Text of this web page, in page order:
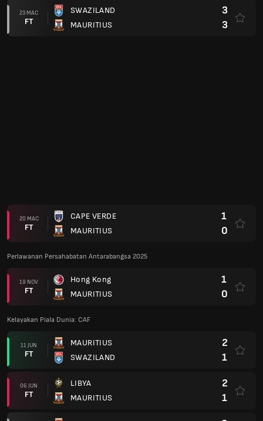
23 MAC
FT
SWAZILAND
MAURITIUS
3
3
20 MAC
FT
CAPE VERDE
MAURITIUS
1
0
Perlawanan Persahabatan Antarabangsa 2025
19 NOV
FT
Hong Kong
MAURITIUS
1
0
Kelayakan Piala Dunia: CAF
11 JUN
FT
MAURITIUS
SWAZILAND
2
1
06 JUN
FT
LIBYA
MAURITIUS
2
1